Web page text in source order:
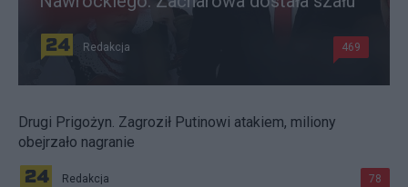
Redakcja 469
Drugi Prigożyn. Zagroził Putinowi atakiem, miliony
obejrzało nagranie
Redakcja 78